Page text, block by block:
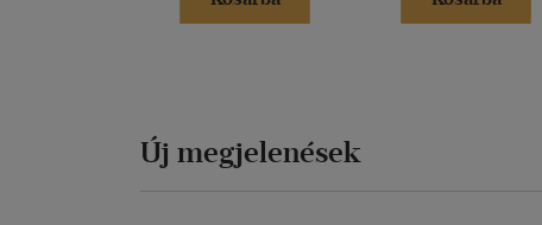
Új megjelenések